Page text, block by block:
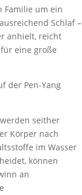
Familie um ein
Schlaf –
anhielt, reicht
eine große
der Pen-Yang
seither
Körper nach
im Wasser
können
an